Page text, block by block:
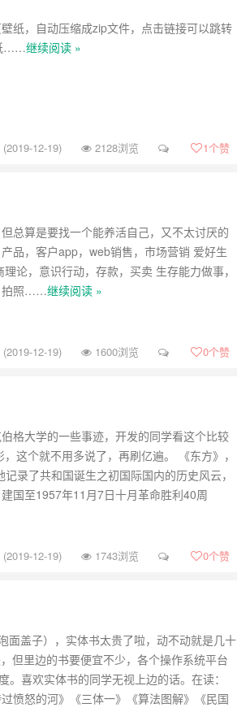
纸，自动压缩成zip文件，点击链接可以跳转
……继续阅读 »
12-19) 2128浏览 1个赞
总算是要找一个能养活自己，又不太讨厌的
品，客户app，web销售，市场营销 爱好生
论，意识行动，存款，买卖 生存能力做事，
拍照……继续阅读 »
12-19) 1600浏览 0个赞
格大学的一些事迹，开发的同学看这个比较
这个就不用多说了，再刷亿遍。 《东方》，
录了共和国诞生之初国际国内的历史风云，
国至1957年11月7日十月革命胜利40周
12-19) 1743浏览 0个赞
面盖子），实体书太贵了啦，动不动就是几十
但里边的书要便宜不少，各个操作系统平台
喜欢实体书的同学无视上边的话。在读：
愤怒的河》《三体一》《算法图解》《民国